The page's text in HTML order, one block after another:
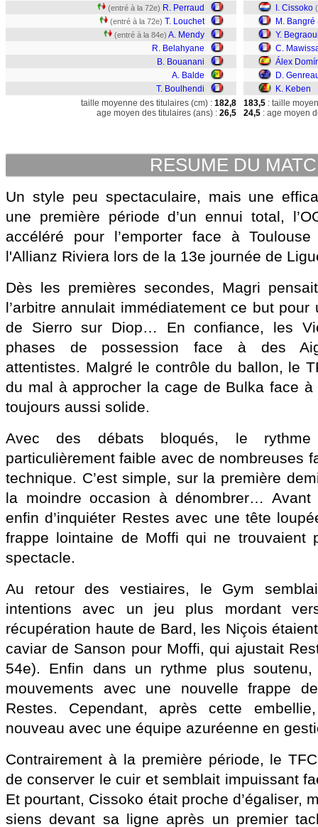
(entré à la 72e) R. Perraud
(entré à la 72e) T. Louchet
(entré à la 84e) A. Mendy
R. Belahyane
B. Bouanani
A. Balde
T. Boulhendi
I. Cissoko
M. Bangré
Y.
C.
Álex
D.
K. Keben
taille moyenne des titulaires (cm) : 182,8
age moyen des titulaires (ans) : 26,5
183,5 : taille
24,5 : age moyen
RESUME DU
Un style peu spectaculaire, mais une
une première période d’un ennui total,
accéléré pour l’emporter face à
l'Allianz Riviera lors de la 13e journée de
Dès les premières secondes, Magri
l’arbitre annulait immédiatement ce but
de Sierro sur Diop… En confiance, les
phases de possession face à des
attentistes. Malgré le contrôle du ballon, le
du mal à approcher la cage de Bulka face
toujours aussi solide.
Avec des débats bloqués, le
particulièrement faible avec de nombreuses
technique. C’est simple, sur la première
la moindre occasion à dénombrer…
enfin d’inquiéter Restes avec une tête
frappe lointaine de Moffi qui ne trouvaient
spectacle.
Au retour des vestiaires, le Gym
intentions avec un jeu plus mordant
récupération haute de Bard, les Niçois
caviar de Sanson pour Moffi, qui ajustait
54e). Enfin dans un rythme plus soutenu,
mouvements avec une nouvelle frappe
Restes. Cependant, après cette
nouveau avec une équipe azuréenne en
Contrairement à la première période, le
de conserver le cuir et semblait impuissant
Et pourtant, Cissoko était proche d’égaliser,
siens devant sa ligne après un premier